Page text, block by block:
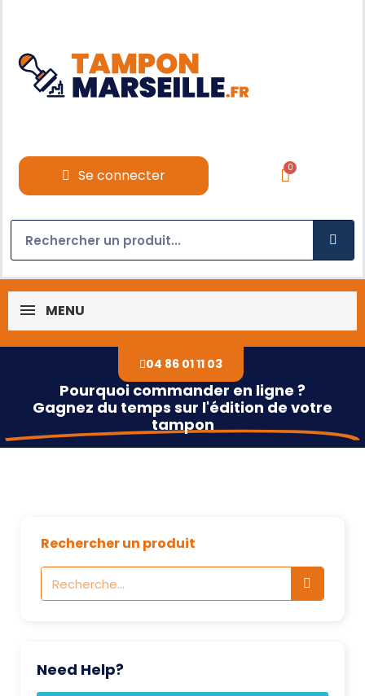
Se connecter
MENU
04 86 01 11 03
Pourquoi commander en ligne ?
Gagnez du temps sur l'édition de votre
tampon
Rechercher un produit
Need Help?